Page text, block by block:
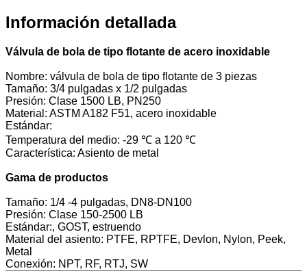
Información detallada
Válvula de bola de tipo flotante de acero inoxidable
Nombre: válvula de bola de tipo flotante de 3 piezas
Tamaño: 3/4 pulgadas x 1/2 pulgadas
Presión: Clase 1500 LB, PN250
Material: ASTM A182 F51, acero inoxidable
Estándar:
Temperatura del medio: -29 ℃ a 120 ℃
Característica: Asiento de metal
Gama de productos
Tamaño: 1/4 -4 pulgadas, DN8-DN100
Presión: Clase 150-2500 LB
Estándar:, GOST, estruendo
Material del asiento: PTFE, RPTFE, Devlon, Nylon, Peek,
Metal
Conexión: NPT, RF, RTJ, SW